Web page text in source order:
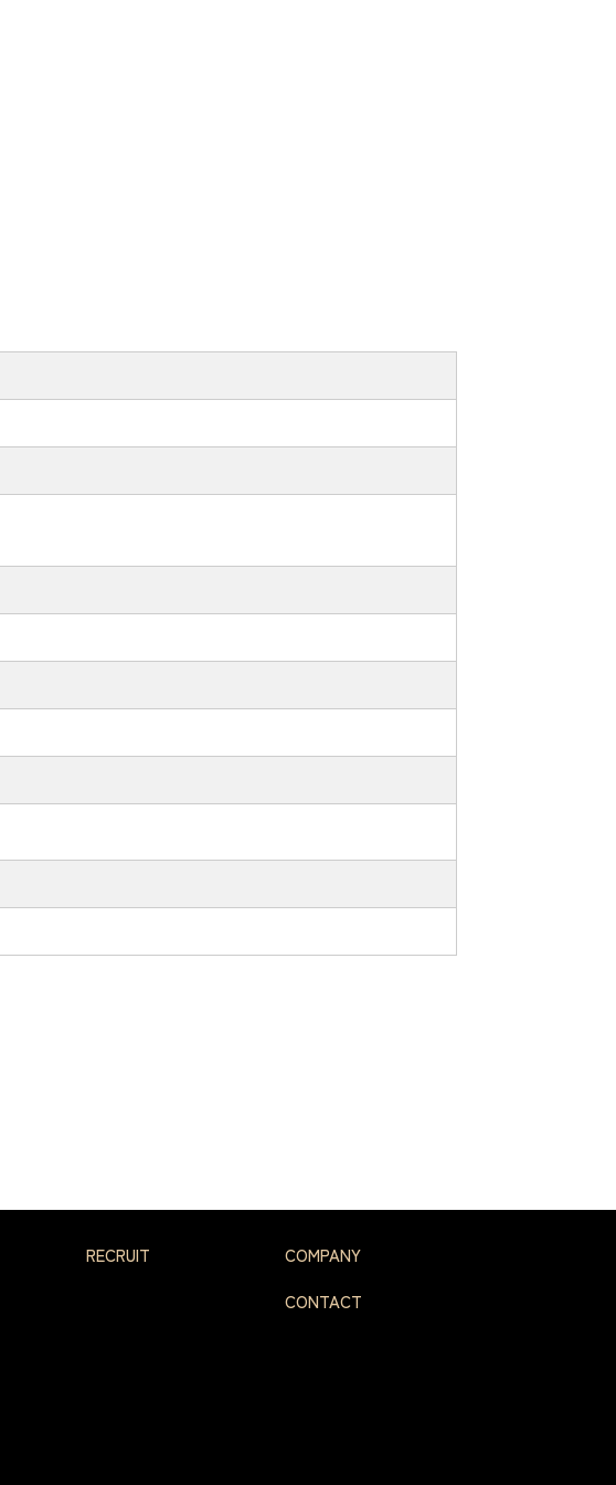
RECRUIT
COMPANY
CONTACT